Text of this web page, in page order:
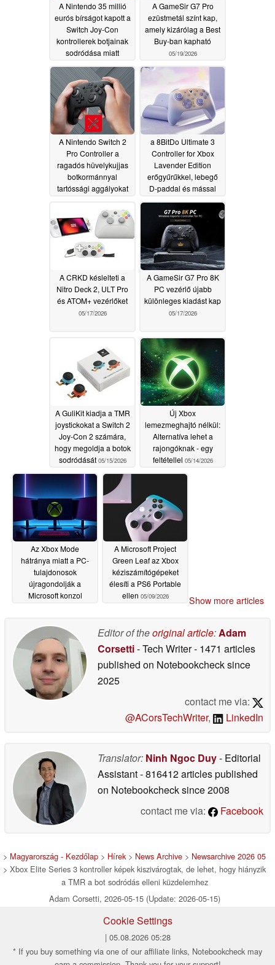
A Nintendo 35 millió
eurós bírságot kapott a
Switch Joy-Con
kontrollerek botjainak
sodródása miatt
06/09/2026
A GameSir G7 Pro
ezüstmetál színt kap,
amely kizárólag a Best
Buy-ban kapható
05/19/2026
A Nintendo Switch 2
Pro Controller a
ragadós hüvelykujjas
botkormánnyal
tartóssági aggályokat
a 8BitDo Ultimate 3
Controller for Xbox
Lavender Edition
erőgyűrűkkel, lebegő
D-paddal és mással
05/19/2026
A CRKD késlelteti a
Nitro Deck 2, ULT Pro
és ATOM+ vezérlőket
05/17/2026
A GameSir G7 Pro 8K
PC vezérlő újabb
különleges kiadást kap
05/17/2026
A GuliKit kiadja a TMR
joystickokat a Switch 2
Joy-Con 2 számára,
hogy megoldja a botok
sodródását 05/15/2026
Új Xbox
lemezmeghajtó nélkül:
Alternatíva lehet a
rajongóknak - egy
feltétellel 05/14/2026
Az Xbox Mode
hátránya miatt a PC-
tulajdonosok
újragondolják a
Microsoft konzol
A Microsoft Project
Green Leaf az Xbox
kéziszámítógépeket
élesíti a PS6 Portable
ellen 05/09/2026 Show more articles
Editor of theoriginal article:Adam
Corsetti- Tech Writer- 1471 articles
published on Notebookchecksince
2025
contact me via:
@ACorsTechWriter, LinkedIn
Translator: Ninh Ngoc Duy- Editorial
Assistant- 816412 articles published
on Notebookchecksince 2008
contact me via:
Facebook
> Magyarország - Kezdőlap > Hírek> News Archive > Newsarchive 2026 05
> Xbox Elite Series 3 kontroller képek kiszivárogtak, de lehet, hogy hiányzik
a TMR a bot sodródás elleni küzdelemhez
Adam Corsetti, 2026-05-15 (Update: 2026-05-15)
Cookie Settings
| 05.08.2026 05:28
* If you buy something via one of our affiliate links, Notebookcheck may